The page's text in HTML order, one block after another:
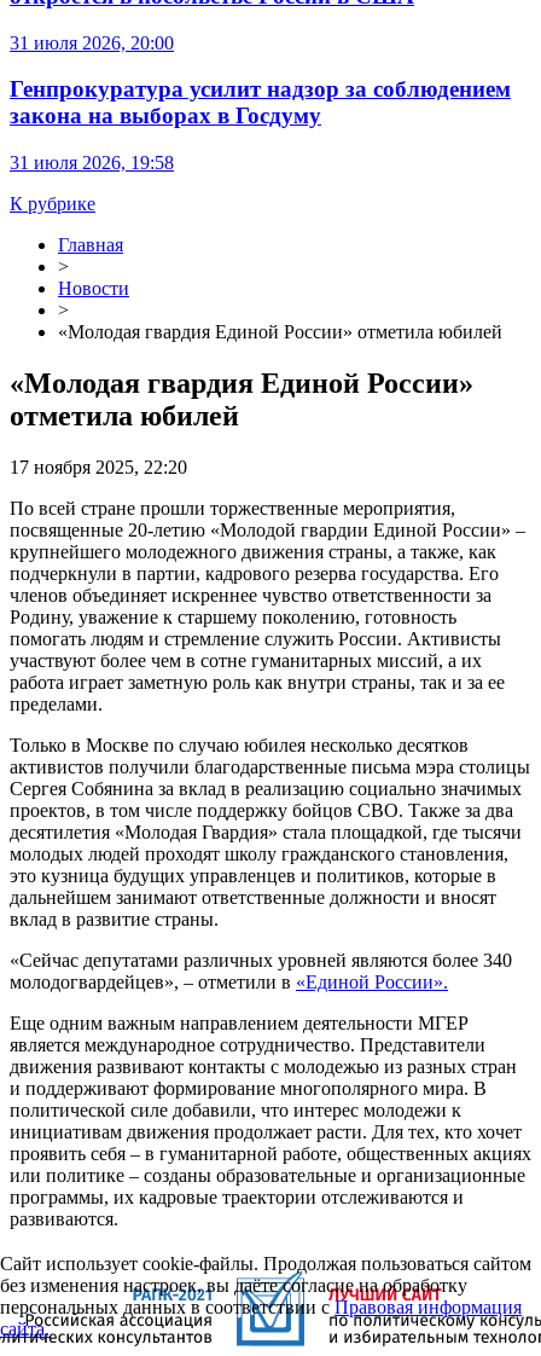
31 июля 2026, 20:00
Генпрокуратура усилит надзор за соблюдением
закона на выборах в Госдуму
31 июля 2026, 19:58
К рубрике
Главная
>
Новости
>
«Молодая гвардия Единой России» отметила юбилей
«Молодая гвардия Единой России»
отметила юбилей
17 ноября 2025, 22:20
По всей стране прошли торжественные мероприятия,
посвященные 20-летию «Молодой гвардии Единой России» –
крупнейшего молодежного движения страны, а также, как
подчеркнули в партии, кадрового резерва государства. Его
членов объединяет искреннее чувство ответственности за
Родину, уважение к старшему поколению, готовность
помогать людям и стремление служить России. Активисты
участвуют более чем в сотне гуманитарных миссий, а их
работа играет заметную роль как внутри страны, так и за ее
пределами.
Только в Москве по случаю юбилея несколько десятков
активистов получили благодарственные письма мэра столицы
Сергея Собянина за вклад в реализацию социально значимых
проектов, в том числе поддержку бойцов СВО. Также за два
десятилетия «Молодая Гвардия» стала площадкой, где тысячи
молодых людей проходят школу гражданского становления,
это кузница будущих управленцев и политиков, которые в
дальнейшем занимают ответственные должности и вносят
вклад в развитие страны.
«Сейчас депутатами различных уровней являются более 340
молодогвардейцев», – отметили в «Единой России».
Еще одним важным направлением деятельности МГЕР
является международное сотрудничество. Представители
движения развивают контакты с молодежью из разных стран
и поддерживают формирование многополярного мира. В
политической силе добавили, что интерес молодежи к
инициативам движения продолжает расти. Для тех, кто хочет
проявить себя – в гуманитарной работе, общественных акциях
или политике – созданы образовательные и организационные
программы, их кадровые траектории отслеживаются и
развиваются.
Сайт использует cookie-файлы. Продолжая пользоваться сайтом
без изменения настроек, вы даёте согласие на обработку
персональных данных в соответствии сПравовая информация
сайта.